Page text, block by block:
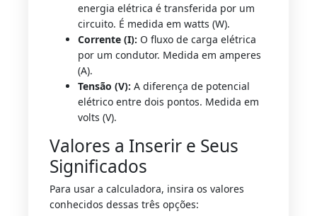
energia elétrica é transferida por um
circuito. É medida em watts (W).
Corrente (I): O fluxo de carga elétrica
por um condutor. Medida em amperes
(A).
Tensão (V): A diferença de potencial
elétrico entre dois pontos. Medida em
volts (V).
Valores a Inserir e Seus
Significados
Para usar a calculadora, insira os valores
conhecidos dessas três opções: